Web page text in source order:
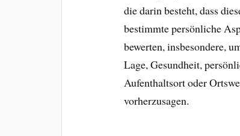
die darin besteht, dass
bestimmte persönliche
bewerten, insbesondere,
Lage, Gesundheit,
Aufenthaltsort oder
vorherzusagen.